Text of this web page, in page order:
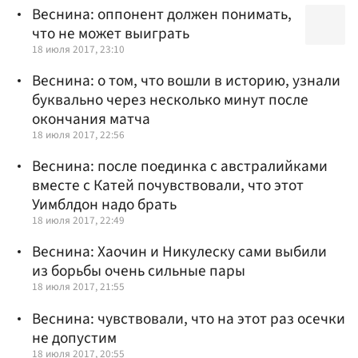
Веснина: оппонент должен понимать,
что не может выиграть
18 июля 2017, 23:10
Веснина: о том, что вошли в историю, узнали
буквально через несколько минут после
окончания матча
18 июля 2017, 22:56
Веснина: после поединка с австралийками
вместе с Катей почувствовали, что этот
Уимблдон надо брать
18 июля 2017, 22:49
Веснина: Хаочин и Никулеску сами выбили
из борьбы очень сильные пары
18 июля 2017, 21:55
Веснина: чувствовали, что на этот раз осечки
не допустим
18 июля 2017, 20:55